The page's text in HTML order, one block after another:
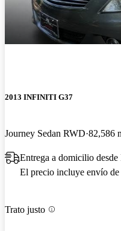
2013 INFINITI G37
Journey Sedan RWD 82,586
Entrega a domicilio
El precio incluye envío de
Trato justo